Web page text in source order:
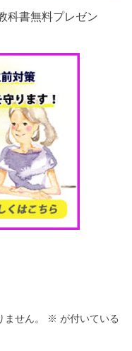
科書無料プレゼン
せん。 ※ が付いている